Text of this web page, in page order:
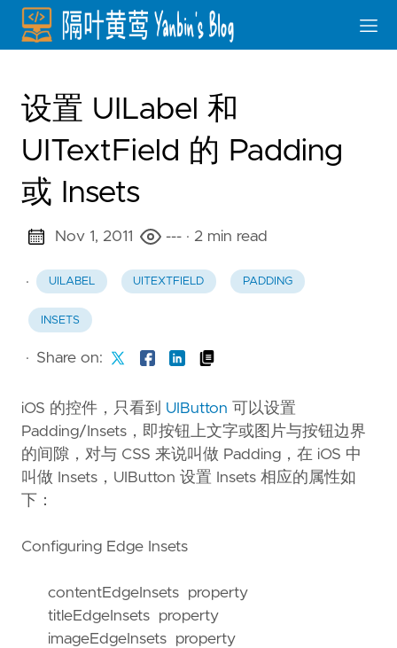
设置 UILabel 和
UITextField 的 Padding
或 Insets
Nov 1, 2011 --- · 2 min read
· UILABEL UITEXTFIELD PADDING
INSETS
· Share on:
iOS 的控件，只看到 UIButton 可以设置
Padding/Insets，即按钮上文字或图片与按钮边界
的间隙，对与 CSS 来说叫做 Padding，在 iOS 中
叫做 Insets，UIButton 设置 Insets 相应的属性如
下：
Configuring Edge Insets
contentEdgeInsets property
titleEdgeInsets property
imageEdgeInsets property